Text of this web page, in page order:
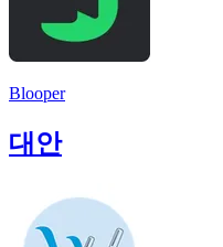
Blooper
대안